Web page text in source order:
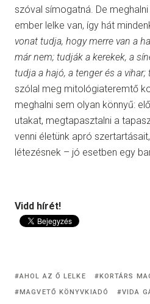
szóval símogatná. De
ember lelke van, így hát
vonat tudja, hogy merre van a
már nem; tudják a kerekek, a
tudja a hajó, a tenger és a vihar;
szólal meg mitológiateremtő
meghalni sem olyan könnyű:
utakat, megtapasztalni a
venni életünk apró
létezésnek – jó esetben egy
Vidd hírét!
AHOL AZ Ő LELKE
KORTÁRS
MAGVETŐ KÖNYVKIADÓ
VIDA